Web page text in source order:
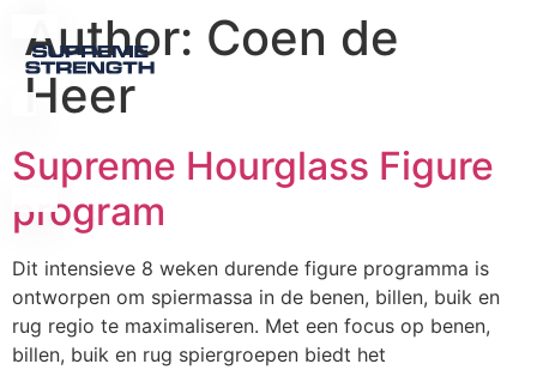
Author: Coen de
Heer
Supreme Hourglass Figure
program
Dit intensieve 8 weken durende figure programma is
ontworpen om spiermassa in de benen, billen, buik en
rug regio te maximaliseren. Met een focus op benen,
billen, buik en rug spiergroepen biedt het